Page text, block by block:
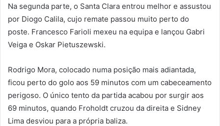
Na segunda parte, o Santa Clara entrou melhor e assustou
por Diogo Calila, cujo remate passou muito perto do
poste. Francesco Farioli mexeu na equipa e lançou Gabri
Veiga e Oskar Pietuszewski.
Rodrigo Mora, colocado numa posição mais adiantada,
ficou perto do golo aos 59 minutos com um cabeceamento
perigoso. O único tento da partida acabou por surgir aos
69 minutos, quando Froholdt cruzou da direita e Sidney
Lima desviou para a própria baliza.